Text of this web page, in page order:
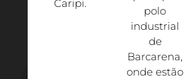
Caripi.​
polo
industrial
de
Barcarena,
onde estão